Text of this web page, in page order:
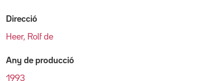
Direcció
Heer, Rolf de
Any de producció
1993